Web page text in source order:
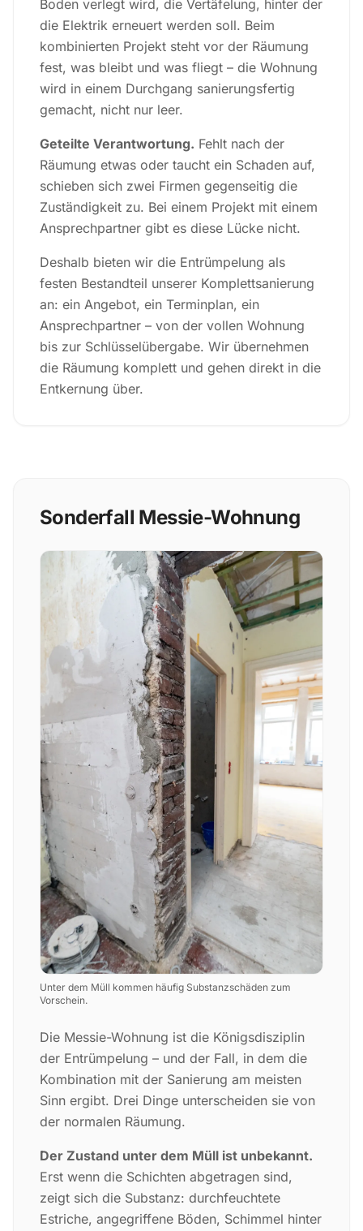
Boden verlegt wird, die Vertäfelung, hinter der
die Elektrik erneuert werden soll. Beim
kombinierten Projekt steht vor der Räumung
fest, was bleibt und was fliegt – die Wohnung
wird in einem Durchgang sanierungsfertig
gemacht, nicht nur leer.
Geteilte Verantwortung. Fehlt nach der
Räumung etwas oder taucht ein Schaden auf,
schieben sich zwei Firmen gegenseitig die
Zuständigkeit zu. Bei einem Projekt mit einem
Ansprechpartner gibt es diese Lücke nicht.
Deshalb bieten wir die Entrümpelung als
festen Bestandteil unserer Komplettsanierung
an: ein Angebot, ein Terminplan, ein
Ansprechpartner – von der vollen Wohnung
bis zur Schlüsselübergabe. Wir übernehmen
die Räumung komplett und gehen direkt in die
Entkernung über.
Sonderfall Messie-Wohnung
Unter dem Müll kommen häufig Substanzschäden zum
Vorschein.
Die Messie-Wohnung ist die Königsdisziplin
der Entrümpelung – und der Fall, in dem die
Kombination mit der Sanierung am meisten
Sinn ergibt. Drei Dinge unterscheiden sie von
der normalen Räumung.
Der Zustand unter dem Müll ist unbekannt.
Erst wenn die Schichten abgetragen sind,
zeigt sich die Substanz: durchfeuchtete
Estriche, angegriffene Böden, Schimmel hinter